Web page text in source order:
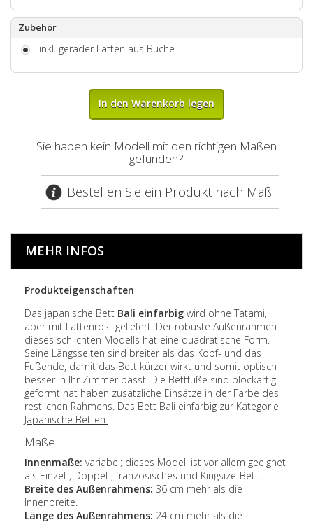
Zubehör
inkl. gerader Latten aus Buche
In den Warenkorb legen
Sie haben kein Modell mit den richtigen Maßen
gefunden?
Bestellen Sie ein Produkt nach Maß
MEHR INFOS
Produkteigenschaften
Das japanische Bett Bali einfarbig wird ohne Tatami,
aber mit Lattenrost geliefert. Der robuste Außenrahmen
dieses schlichten Modells hat eine quadratische Form.
Seine Längsseiten sind breiter als das Kopf- und das
Fußende, damit das Bett kürzer wirkt und somit optisch
besser in Ihr Zimmer passt. Die Bettfüße sind blockartig
geformt hat haben zusätzliche Einsätze in der Farbe des
restlichen Rahmens. Das Bett Bali einfarbig zur Kategorie
Japanische Betten.
Maße
Innenmaße: variabel; dieses Modell ist vor allem geeignet
als Einzel-, Doppel-, französisches und Kingsize-Bett.
Breite des Außenrahmens: 36 cm mehr als die
Innenbreite.
Länge des Außenrahmens: 24 cm mehr als die